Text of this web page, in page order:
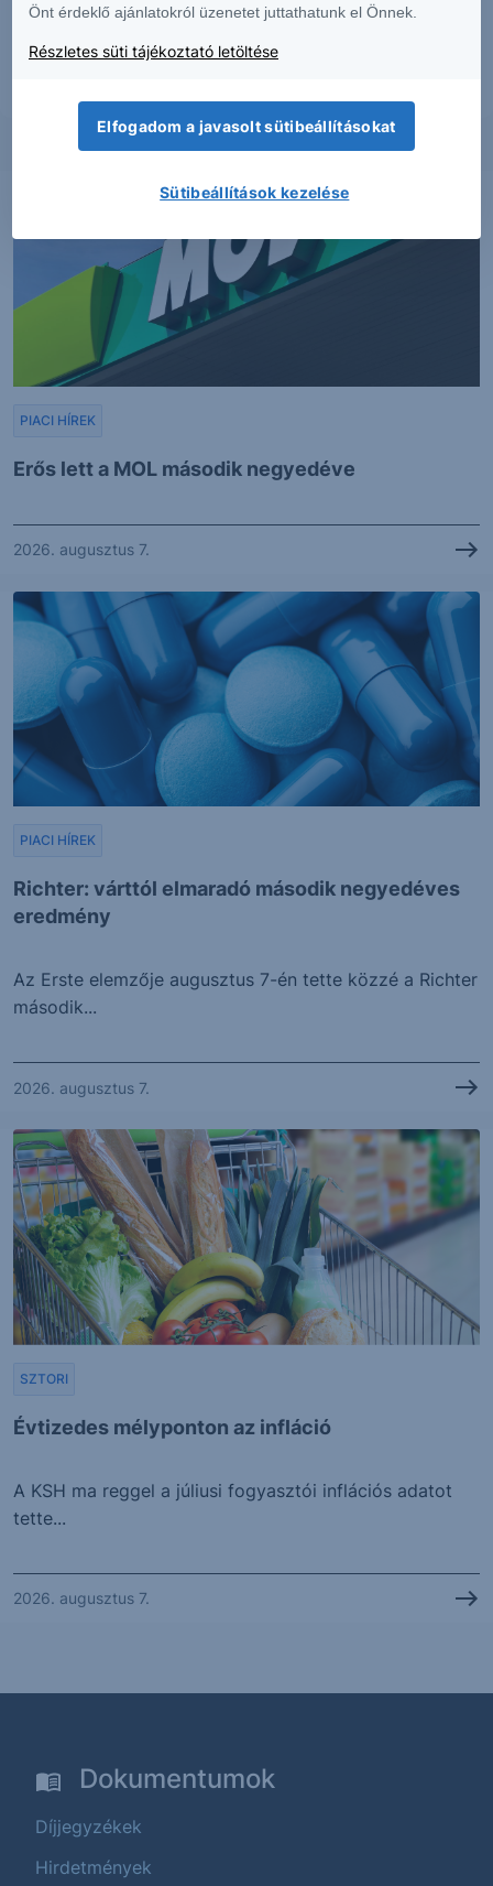
kiadásuk időpontjában érvényesek. További részletek:Erste Market
tájékoztatásról szólóhirdetményében.
Erős lett a MOL második negyedéve
PIACI HÍREK
2026. augusztus 7.
Richter: várttól elmaradó második negyedéves
eredmény
PIACI HÍREK
Az Erste elemzője augusztus 7-én tette közzé a Richter
második...
2026. augusztus 7.
Évtizedes mélyponton az infláció
SZTORI
A KSH ma reggel a júliusi fogyasztói inflációs adatot
tette...
2026. augusztus 7.
Dokumentumok
Díjjegyzékek
Hirdetmények
Önt érdeklő ajánlatokról üzenetet juttathatunk el Önnek.
Részletes süti tájékoztató letöltése
Elfogadom a javasolt sütibeállításokat
Sütibeállítások kezelése